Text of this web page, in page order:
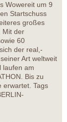
Wowereit um 9
Startschuss
großes
Mit der
60
der real,-
Art weltweit
laufen am
Bis zu
erwartet. Tags